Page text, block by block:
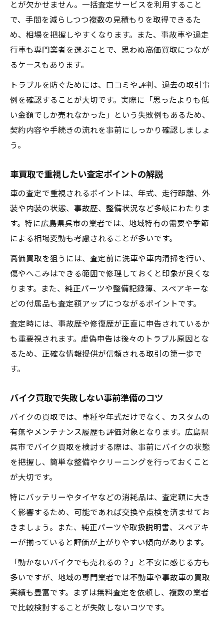
出張査定サービスのメリットと利用時の注
意
事故車や長距離車でも買取可能な方法とは
説
特殊な車両でも高価買取を目指すポイント
走行距離が多い車を買取で有利にする工夫
納得の買取相場を見極める実践テクニック
最新の車買取相場を調べるための方法
広島県呉市で買取相場を活用するポイント
車種ごとの買取相場の違いをチェック
買取査定と相場との差を見極めるコツ
相場より高く売るためにすべき準備とは
スムーズな売却手続きへ導く安全対策
査定から契約までの安全対策を徹底解説
買取に必要な書類と手続きチェックリスト
とが欠かせません。一括査定サービスを利用すること
で、手間を減らしつつ複数の見積もりを取得できるた
め、相場を把握しやすくなります。また、事故車や過走
行車も専門業者を選ぶことで、思わぬ高価買取につなが
るケースもあります。
トラブルを防ぐためには、口コミや評判、過去の取引事
例を確認することが大切です。実際に「思ったよりも低
い金額でしか売れなかった」という失敗例もあるため、
契約内容や手続きの流れを事前にしっかり確認しましょ
う。
車買取で重視したい査定ポイントの解説
車の査定で重視されるポイントは、年式、走行距離、外
装や内装の状態、事故歴、整備状況など多岐にわたりま
す。特に広島県呉市の業者では、地域特有の需要や季節
による相場変動も考慮されることが多いです。
高価買取を狙うには、査定前に洗車や車内清掃を行い、
傷やへこみはできる範囲で修理しておくと印象が良くな
ります。また、純正パーツや整備記録簿、スペアキーな
どの付属品も査定額アップにつながるポイントです。
査定時には、事故歴や修復歴が正直に申告されているか
も重要視されます。虚偽申告は後々のトラブル原因とな
るため、正確な情報提供が信頼される取引の第一歩で
す。
バイク買取で失敗しない事前準備のコツ
バイクの買取では、車種や年式だけでなく、カスタムの
有無やメンテナンス履歴も評価対象となります。広島県
呉市でバイク買取を検討する際は、事前にバイクの状態
を把握し、簡単な整備やクリーニングを行っておくこと
が大切です。
特にバッテリーやタイヤなどの消耗品は、査定額に大き
く影響するため、可能であれば交換や点検を済ませてお
きましょう。また、純正パーツや取扱説明書、スペアキ
ーが揃っていると評価が上がりやすい傾向があります。
「動かないバイクでも売れるの？」と不安に感じる方も
多いですが、地域の専門業者では不動車や事故車の買取
実績も豊富です。まずは無料査定を依頼し、複数の業者
で比較検討することが失敗しないコツです。